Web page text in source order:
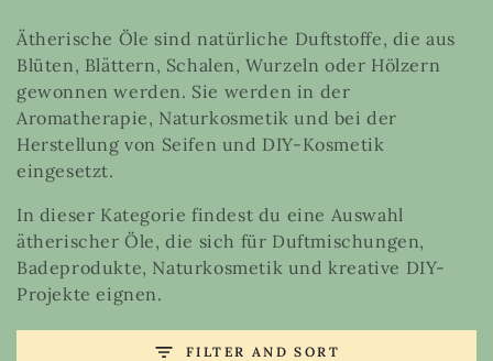
Ätherische Öle sind natürliche Duftstoffe, die aus
Blüten, Blättern, Schalen, Wurzeln oder Hölzern
gewonnen werden. Sie werden in der
Aromatherapie, Naturkosmetik und bei der
Herstellung von Seifen und DIY-Kosmetik
eingesetzt.
In dieser Kategorie findest du eine Auswahl
ätherischer Öle, die sich für Duftmischungen,
Badeprodukte, Naturkosmetik und kreative DIY-
Projekte eignen.
FILTER AND SORT